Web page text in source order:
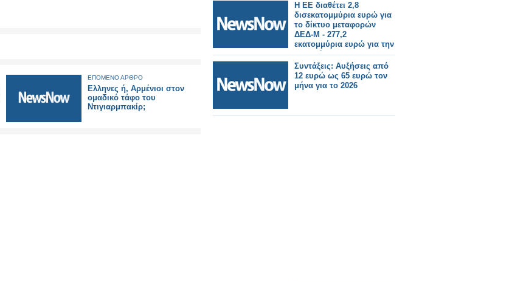
ΕΠΟΜΕΝΟ ΑΡΘΡΟ
Ελληνες ή, Αρμένιοι στον
ομαδικό τάφο του
Ντιγιαρμπακίρ;
Η ΕΕ διαθέτει 2,8
δισεκατομμύρια ευρώ για
το δίκτυο μεταφορών
ΔΕΔ-Μ - 277,2
εκατομμύρια ευρώ για την
γραμμή του Έβρου
Συντάξεις: Αυξήσεις από
12 ευρώ ως 65 ευρώ τον
μήνα για το 2026